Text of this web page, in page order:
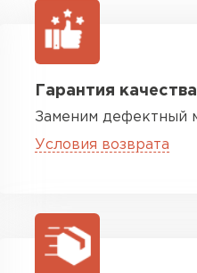
Гарантия качества
Заменим дефектный
Условия возврата